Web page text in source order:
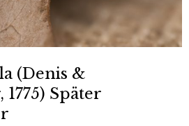
(Denis &
Später